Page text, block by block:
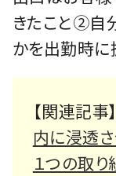
きたこと②自
かを出勤時に
【関連記事】
内に浸透
１つの取り